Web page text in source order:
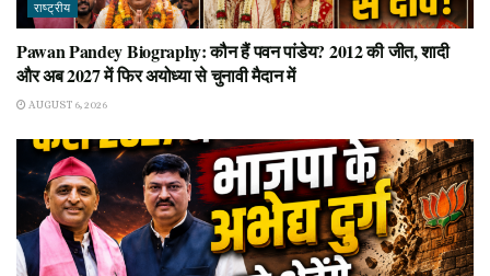
राष्ट्रीय
Pawan Pandey Biography: कौन हैं पवन पांडेय? 2012 की जीत, शादी
और अब 2027 में फिर अयोध्या से चुनावी मैदान में
AUGUST 6, 2026